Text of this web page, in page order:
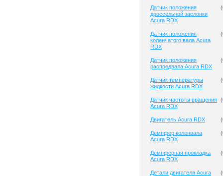
Датчик положения
дроссельной заслонки
Acura RDX
(
Датчик положения
коленчатого вала Acura
RDX
(
Датчик положения
распредвала Acura RDX
(
Датчик температуры
жидкости Acura RDX
(
Датчик частоты вращения
Acura RDX
(
Двигатель Acura RDX (
Демпфер коленвала
Acura RDX
(
Демпферная прокладка
Acura RDX
(
Детали двигателя Acura (